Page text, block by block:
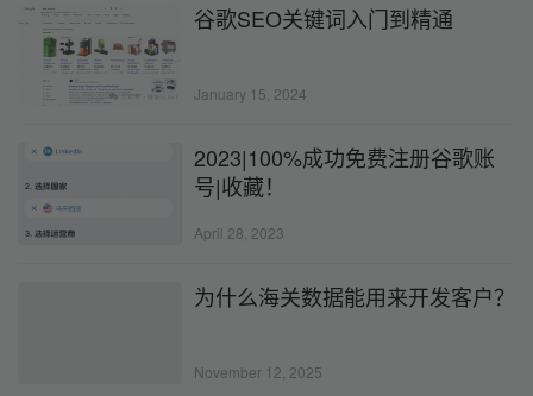
谷歌SEO关键词入门到精通
January 15, 2024
2023|100%成功免费注册谷歌账
号|收藏！
April 28, 2023
为什么海关数据能用来开发客户？
November 12, 2025